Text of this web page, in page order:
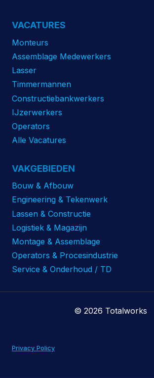
VACATURES
Monteurs
Assemblage Medewerkers
Lasser
Timmermannen
Constructiebankwerkers
IJzerwerkers
Operators
Alle Vacatures
VAKGEBIEDEN
Bouw & Afbouw
Engineering & Tekenwerk
Lassen & Constructie
Logistiek & Magazijn
Montage & Assemblage
Operators & Procesindustrie
Service & Onderhoud / TD
© 2026 Totalworks
Privacy Policy